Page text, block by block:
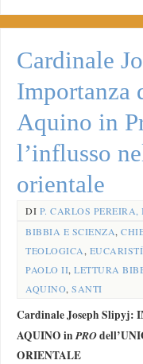
Cardinale
Importanza
Aquino in
l’influsso
orientale
DI P. CARLOS PEREIRA,
BIBBIA E SCIENZA,
TEOLOGICA,
PAOLO II,LETTURA
AQUINO,SANTI
Cardinale Joseph Slipyj:
AQUINO inPRO
ORIENTALE